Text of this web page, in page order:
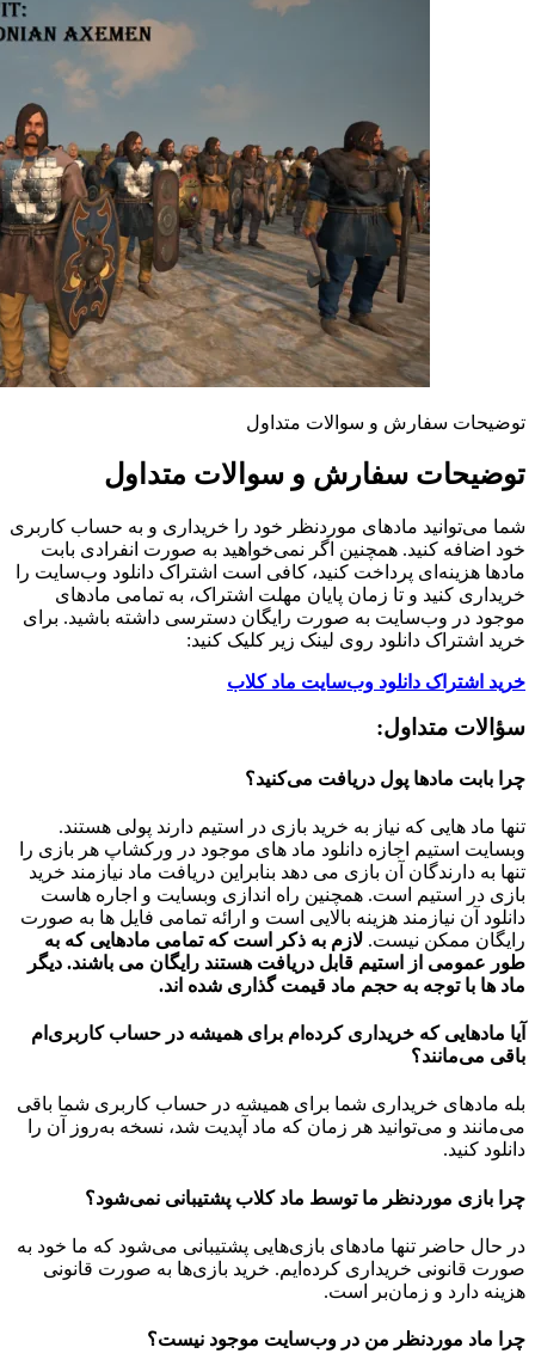
توضیحات سفارش و سوالات متداول
توضیحات سفارش و سوالات متداول
شما می‌توانید مادهای موردنظر خود را خریداری و به حساب کاربری
خود اضافه کنید. همچنین اگر نمی‌خواهید به صورت انفرادی بابت
مادها هزینه‌ای پرداخت کنید، کافی است اشتراک دانلود وب‌سایت را
خریداری کنید و تا زمان پایان مهلت اشتراک، به تمامی مادهای
موجود در وب‌سایت به صورت رایگان دسترسی داشته باشید. برای
خرید اشتراک دانلود روی لینک زیر کلیک کنید:
خرید اشتراک دانلود وب‌سایت ماد کلاب
سؤالات متداول:
چرا بابت مادها پول دریافت می‌کنید؟
تنها ماد هایی که نیاز به خرید بازی در استیم دارند پولی هستند.
وبسایت استیم اجازه دانلود ماد های موجود در ورکشاپ هر بازی را
تنها به دارندگان آن بازی می دهد بنابراین دریافت ماد نیازمند خرید
بازی در استیم است. همچنین راه اندازی وبسایت و اجاره هاست
دانلود آن نیازمند هزینه بالایی است و ارائه تمامی فایل ها به صورت
رایگان ممکن نیست. لازم به ذکر است که تمامی مادهایی که به
طور عمومی از استیم قابل دریافت هستند رایگان می باشند. دیگر
ماد ها با توجه به حجم ماد قیمت گذاری شده اند.
آیا مادهایی که خریداری کرده‌ام برای همیشه در حساب‌ کاربری‌ام
باقی می‌مانند؟
بله مادهای خریداری شما برای همیشه در حساب کاربری شما باقی
می‌مانند و می‌توانید هر زمان که ماد آپدیت شد، نسخه به‌روز آن را
دانلود کنید.
چرا بازی موردنظر ما توسط ماد کلاب پشتیبانی نمی‌شود؟
در حال حاضر تنها مادهای بازی‌هایی پشتیبانی می‌شود که ما خود به
صورت قانونی خریداری کرده‌ایم. خرید بازی‌ها به صورت قانونی
هزینه دارد و زمان‌بر است.
چرا ماد موردنظر من در وب‌سایت موجود نیست؟